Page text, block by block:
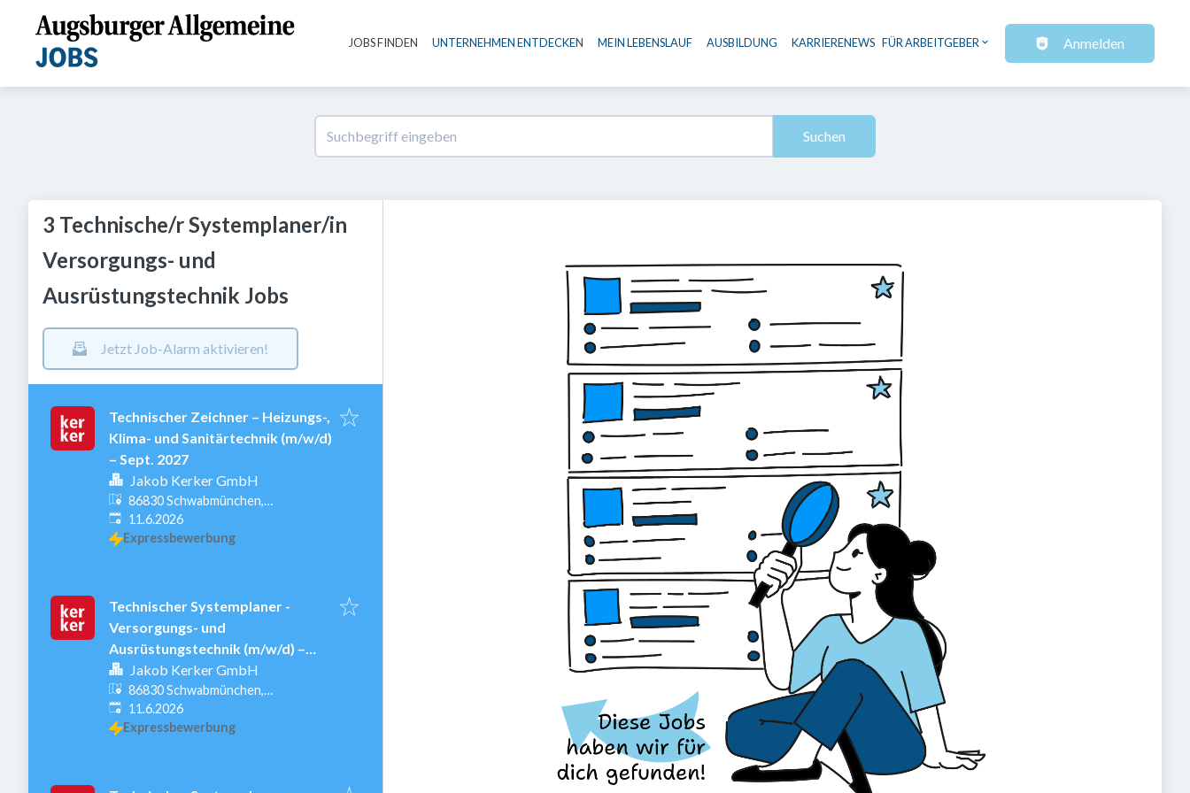
Haupt-Navigation
JOBS FINDEN UNTERNEHMEN ENTDECKEN MEIN LEBENSLAUF AUSBILDUNG KARRIERENEWS FÜR ARBEITGEBER Anmelden
Suchen
3 Technische/r Systemplaner/in
Versorgungs- und
Ausrüstungstechnik Jobs
Jetzt Job-Alarm aktivieren!
Technischer Zeichner – Heizungs-,
Klima- und Sanitärtechnik (m/w/d)
– Sept. 2027
Jakob Kerker GmbH
86830 Schwabmünchen,
Deutschland
Veröffentlicht
11.6.2026
Expressbewerbung
Technischer Systemplaner -
Versorgungs- und
Ausrüstungstechnik (m/w/d) –
Sept. 2027
Jakob Kerker GmbH
86830 Schwabmünchen,
Deutschland
Veröffentlicht
11.6.2026
Expressbewerbung